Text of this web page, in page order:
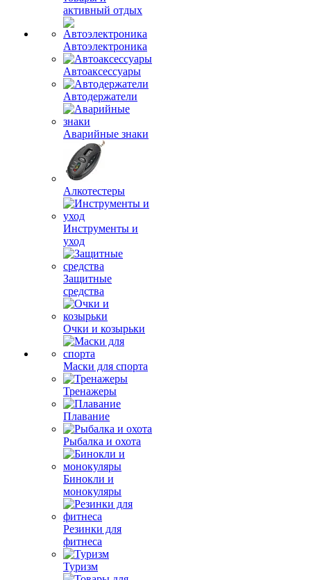
активный отдых
Автоэлектроника
Автоаксессуары
Автодержатели
Аварийные знаки
Алкотестеры
Инструменты и
уход
Защитные
средства
Очки и козырьки
Маски для спорта
Тренажеры
Плавание
Рыбалка и охота
Бинокли и
монокуляры
Резинки для
фитнеса
Туризм